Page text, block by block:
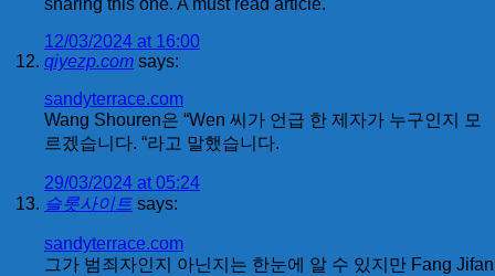
12/03/2024 at 16:00
qiyezp.com says:
sandyterrace.com
Wang Shouren은 “Wen 씨가 언급 한 제자가 누구인지 모
르겠습니다. “라고 말했습니다.
29/03/2024 at 05:24
슬롯사이트 says:
sandyterrace.com
그가 범죄자인지 아닌지는 한눈에 알 수 있지만 Fang Jifan